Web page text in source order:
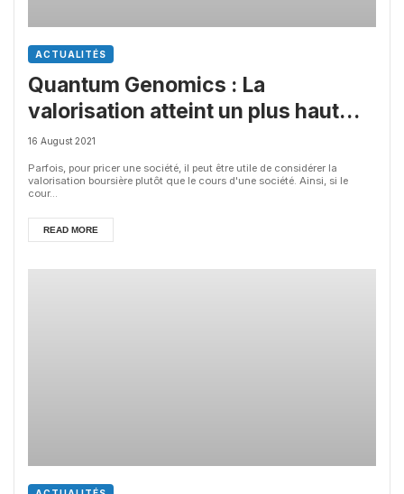
ACTUALITÉS
Quantum Genomics : La
valorisation atteint un plus haut
historique
16 August 2021
Parfois, pour pricer une société, il peut être utile de considérer la
valorisation boursière plutôt que le cours d'une société. Ainsi, si le
cour...
READ MORE